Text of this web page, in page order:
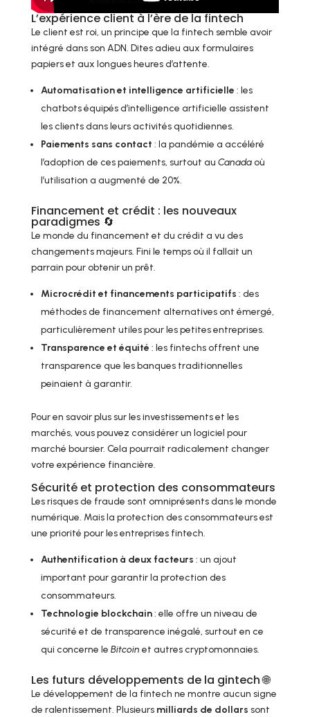
L’expérience client à l’ère de la fintech
Le client est roi, un principe que la fintech semble avoir
intégré dans son ADN. Dites adieu aux formulaires
papiers et aux longues heures d’attente.
Automatisation et intelligence artificielle : les
chatbots équipés d’intelligence artificielle assistent
les clients dans leurs activités quotidiennes.
Paiements sans contact : la pandémie a accéléré
l’adoption de ces paiements, surtout au Canadaoù
l’utilisation a augmenté de 20%.
Financement et crédit : les nouveaux
paradigmes 🔄
Le monde du financement et du crédit a vu des
changements majeurs. Fini le temps où il fallait un
parrain pour obtenir un prêt.
Microcrédit et financements participatifs : des
méthodes de financement alternatives ont émergé,
particulièrement utiles pour les petites entreprises.
Transparence et équité : les fintechs offrent une
transparence que les banques traditionnelles
peinaient à garantir.
Pour en savoir plus sur les investissements et les
marchés, vous pouvez considérer un logiciel pour
marché boursier. Cela pourrait radicalement changer
votre expérience financière.
Sécurité et protection des consommateurs
Les risques de fraude sont omniprésents dans le monde
numérique. Mais la protection des consommateurs est
une priorité pour les entreprises fintech.
Authentification à deux facteurs : un ajout
important pour garantir la protection des
consommateurs.
Technologie blockchain: elle offre un niveau de
sécurité et de transparence inégalé, surtout en ce
qui concerne le Bitcoin et autres cryptomonnaies.
Les futurs développements de la gintech 🌐
Le développement de la fintech ne montre aucun signe
de ralentissement. Plusieurs milliards de dollars sont